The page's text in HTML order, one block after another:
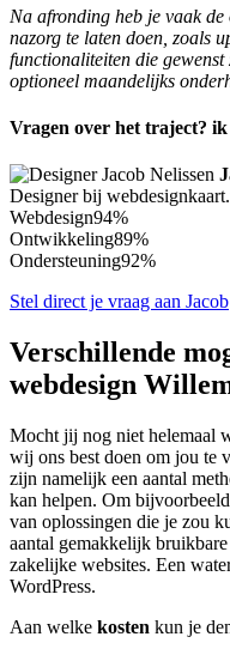
Na afronding heb je vaak
nazorg te laten doen, zoals
functionaliteiten die
optioneel maandelijks
Vragen over het traject?
Designer bij
Webdesign94%
Ontwikkeling89%
Ondersteuning92%
Stel direct je vraag aan Jacob
Verschillende
webdesign
Mocht jij nog niet helemaal
wij ons best doen om jou te
zijn namelijk een aantal
kan helpen. Om
van oplossingen die je zou
aantal gemakkelijk
zakelijke websites. Een
WordPress.
Aan welke kosten kun je